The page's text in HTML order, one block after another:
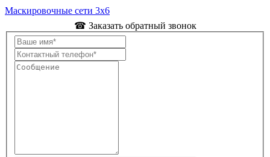
Маскировочные сети 3х6
☎ Заказать обратный звонок